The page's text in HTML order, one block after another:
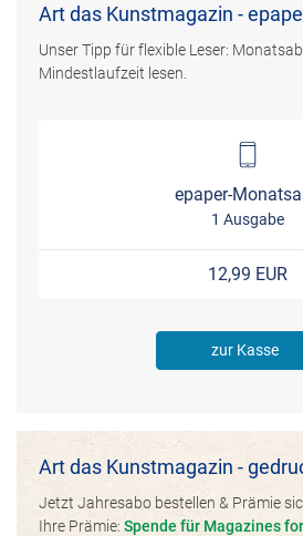
Art das Kunstmagazin -
Unser Tipp für flexible Leser:
Mindestlaufzeit lesen.
epaper-
1 Ausgabe
12,99 EUR
zur Kasse
Art das Kunstmagazin -
Jetzt Jahresabo bestellen & Prämie
Ihre Prämie: Spende für Magazines